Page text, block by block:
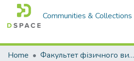
Communities & Collections
Home
Факультет фізичного виховання і спорту